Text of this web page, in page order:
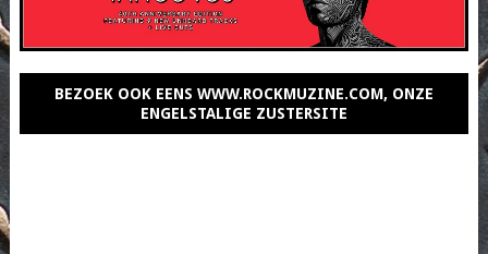
BEZOEK OOK EENS WWW.ROCKMUZINE.COM, ONZE
ENGELSTALIGE ZUSTERSITE